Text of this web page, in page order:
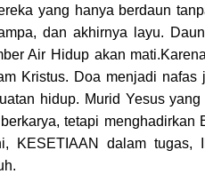
yang hanya berdaun
dan akhirnya layu.
Air Hidup akan
Kristus. Doa menjadi nafas
hidup. Murid Yesus
tetapi menghadirkan
KESETIAAN dalam tugas,